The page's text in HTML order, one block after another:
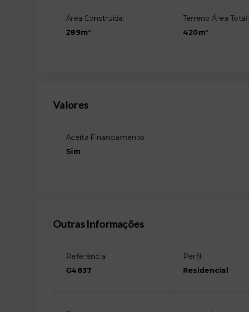
Área Construída:
289m²
Terreno Área Total:
420m²
Valores
Aceita Financiamento:
Sim
Outras Informações
Referência:
G4837
Perfil:
Residencial